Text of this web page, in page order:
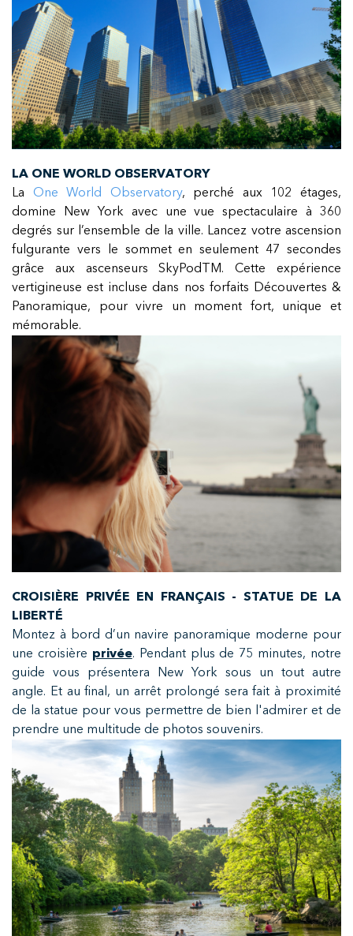
LA ONE WORLD OBSERVATORY
La One World Observatory, perché aux 102 étages,
domine New York avec une vue spectaculaire à 360
degrés sur l’ensemble de la ville. Lancez votre ascension
fulgurante vers le sommet en seulement 47 secondes
grâce aux ascenseurs SkyPodTM. Cette expérience
vertigineuse est incluse dans nos forfaits Découvertes &
Panoramique, pour vivre un moment fort, unique et
mémorable.
CROISIÈRE PRIVÉE EN FRANÇAIS - STATUE DE LA
LIBERTÉ
Montez à bord d’un navire panoramique moderne pour
une croisière privée. Pendant plus de 75 minutes, notre
guide vous présentera New York sous un tout autre
angle. Et au final, un arrêt prolongé sera fait à proximité
de la statue pour vous permettre de bien l'admirer et de
prendre une multitude de photos souvenirs.